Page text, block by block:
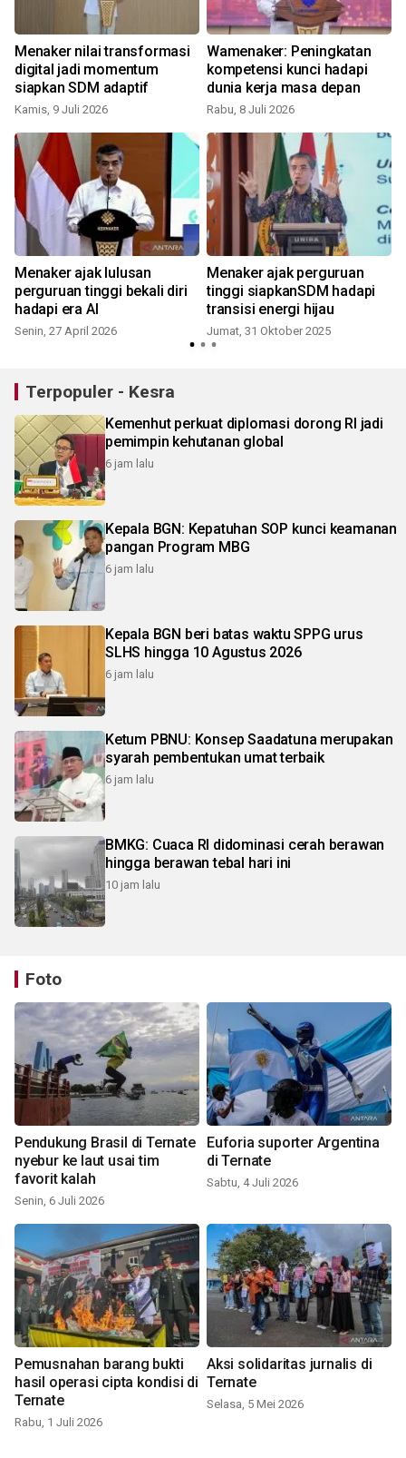
Menaker nilai transformasi
digital jadi momentum
siapkan SDM adaptif
Kamis, 9 Juli 2026
Wamenaker: Peningkatan
kompetensi kunci hadapi
dunia kerja masa depan
Rabu, 8 Juli 2026
Menaker ajak lulusan
perguruan tinggi bekali diri
hadapi era AI
Senin, 27 April 2026
Menaker ajak perguruan
tinggi siapkanSDM hadapi
transisi energi hijau
Jumat, 31 Oktober 2025
Terpopuler - Kesra
Kemenhut perkuat diplomasi dorong RI jadi
pemimpin kehutanan global
6 jam lalu
Kepala BGN: Kepatuhan SOP kunci keamanan
pangan Program MBG
6 jam lalu
Kepala BGN beri batas waktu SPPG urus
SLHS hingga 10 Agustus 2026
6 jam lalu
Ketum PBNU: Konsep Saadatuna merupakan
syarah pembentukan umat terbaik
6 jam lalu
BMKG: Cuaca RI didominasi cerah berawan
hingga berawan tebal hari ini
10 jam lalu
Foto
Pendukung Brasil di Ternate
nyebur ke laut usai tim
favorit kalah
Senin, 6 Juli 2026
Euforia suporter Argentina
di Ternate
Sabtu, 4 Juli 2026
Pemusnahan barang bukti
hasil operasi cipta kondisi di
Ternate
Rabu, 1 Juli 2026
Aksi solidaritas jurnalis di
Ternate
Selasa, 5 Mei 2026